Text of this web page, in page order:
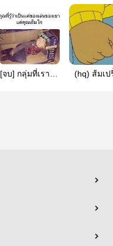
[จบ] กลุ่มที่เราจะ
(hq) ส้มเป